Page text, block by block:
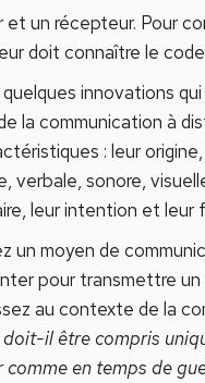
un récepteur. Pour
doit connaître le
innovations
la communication à
: leur
verbale, sonore,
leur intention et leur
un moyen de
pour transmettre un
au contexte de la
doit-il être compris
comme en temps de